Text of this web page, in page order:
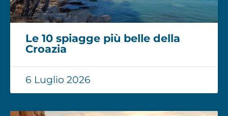
Le 10 spiagge più belle della
Croazia
6 Luglio 2026